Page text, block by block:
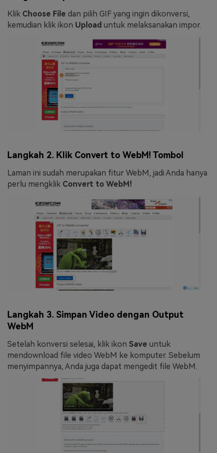
Klik Choose File dan pilih GIF yang ingin dikonversi,
kemudian klik ikon Upload untuk melaksanakan impor.
Langkah 2. Klik Convert to WebM! Tombol
Laman ini sudah merupakan fitur WebM, jadi Anda hanya
perlu mengklik Convert to WebM!
Langkah 3. Simpan Video dengan Output
WebM
Setelah konversi selesai, klik ikon Save untuk
mendownload file video WebM ke komputer. Sebelum
menyimpannya, Anda juga dapat mengedit file WebM.